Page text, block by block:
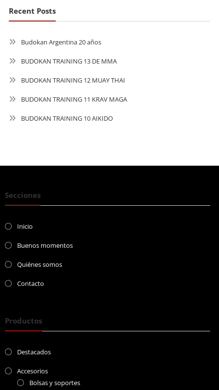
Recent Posts
Budokan Argentina 20 años
BUDOKAN TRAINING 13 DE MMA
BUDOKAN TRAINING 12 MUAY THAI
BUDOKAN TRAINING 11 KRAV MAGA
BUDOKAN TRAINING 10 AIKIDO
Secciones
Inicio
Buenos momentos
Quiénes somos
Contacto
Productos
Destacados
Accesorios
Bolsas y soportes